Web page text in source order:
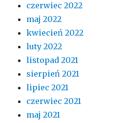
czerwiec 2022
maj 2022
kwiecień 2022
luty 2022
listopad 2021
sierpień 2021
lipiec 2021
czerwiec 2021
maj 2021